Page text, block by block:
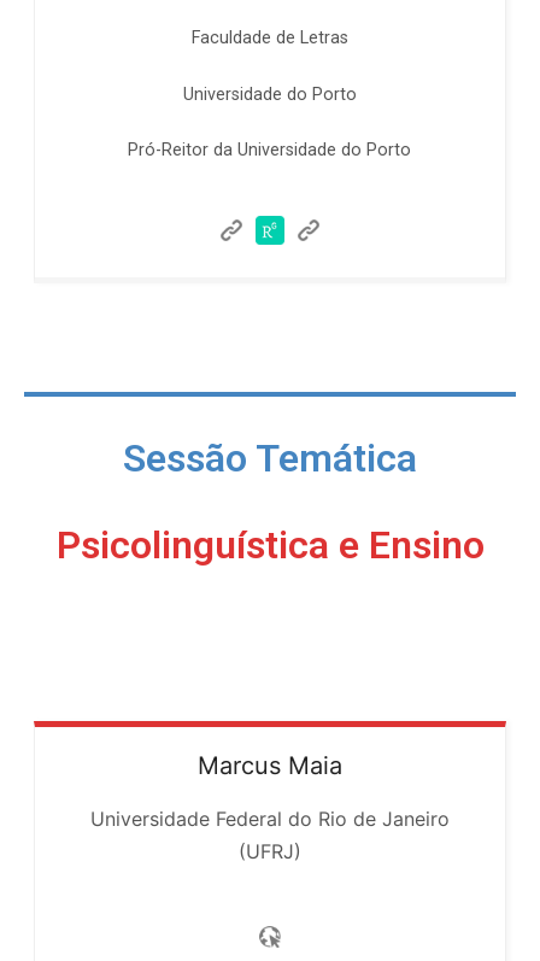
Faculdade de Letras
Universidade do Porto
Pró-Reitor da Universidade do Porto
Sessão Temática
Psicolinguística e Ensino
Marcus Maia
Universidade Federal do Rio de Janeiro
(UFRJ)